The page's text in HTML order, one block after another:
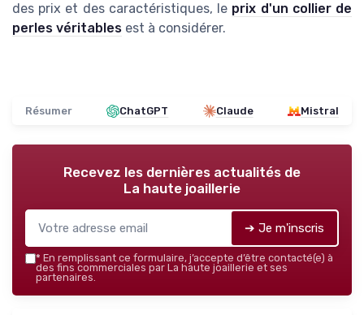
des prix et des caractéristiques, le prix d'un collier de
perles véritables est à considérer.
Résumer ChatGPT Claude Mistral
Recevez les dernières actualités de
La haute joaillerie
➔ Je m'inscris
* En remplissant ce formulaire, j’accepte d’être contacté(e) à
des fins commerciales par La haute joaillerie et ses
partenaires.